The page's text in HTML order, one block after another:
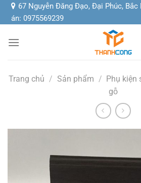
Chuyển
đến
dung
67 Nguyễn Đăng Đạo, Đại Phúc, Bắc
án: 0975569239
Trang chủ / Sản phẩm / Phụ kiện
gỗ